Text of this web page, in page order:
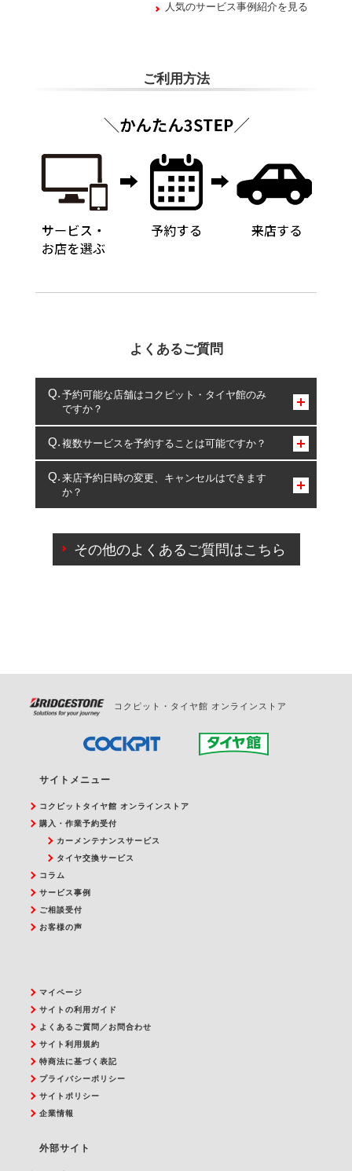
人気のサービス事例紹介を見る
ご利用方法
よくあるご質問
予約可能な店舗はコクピット・タイヤ館のみ
ですか？
コクピット・タイヤ館のみとなります。
複数サービスを予約することは可能ですか？
複数サービスのご予約は可能です。
一部の商品・サービスの組み合わせに限り、同時にご予約が
出来ないものもございます。
来店予約日時の変更、キャンセルはできます
か？
ご来店予約日の3営業日前を過ぎている場合のご予約
の日時変更につきましては、直接ご予約の店舗まで
その他のよくあるご質問はこちら
コクピット・タイヤ館 オンラインストア
サイトメニュー
コクピットタイヤ館 オンラインストア
購入・作業予約受付
カーメンテナンスサービス
タイヤ交換サービス
コラム
サービス事例
ご相談受付
お客様の声
マイページ
サイトの利用ガイド
よくあるご質問／お問合わせ
サイト利用規約
特商法に基づく表記
プライバシーポリシー
サイトポリシー
企業情報
外部サイト